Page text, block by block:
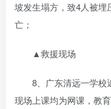
坡发生塌方，致4人被埋
亡；
▲救援现场
8、广东清远一学校
现场上课均为网课，教